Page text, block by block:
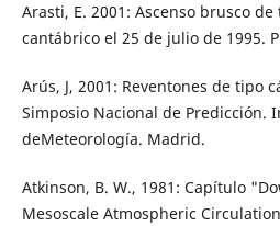
Arasti, E. 2001: Ascenso brusco
cantábrico el 25 de julio de 1995.
Arús, J, 2001: Reventones de tipo
Simposio Nacional de Predicción.
deMeteorología. Madrid.
Atkinson, B. W., 1981: Capítulo
Mesoscale Atmospheric